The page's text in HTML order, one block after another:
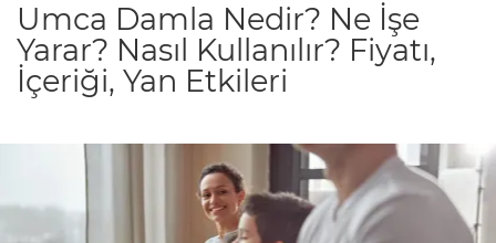
Umca Damla Nedir? Ne İşe
Yarar? Nasıl Kullanılır? Fiyatı,
İçeriği, Yan Etkileri